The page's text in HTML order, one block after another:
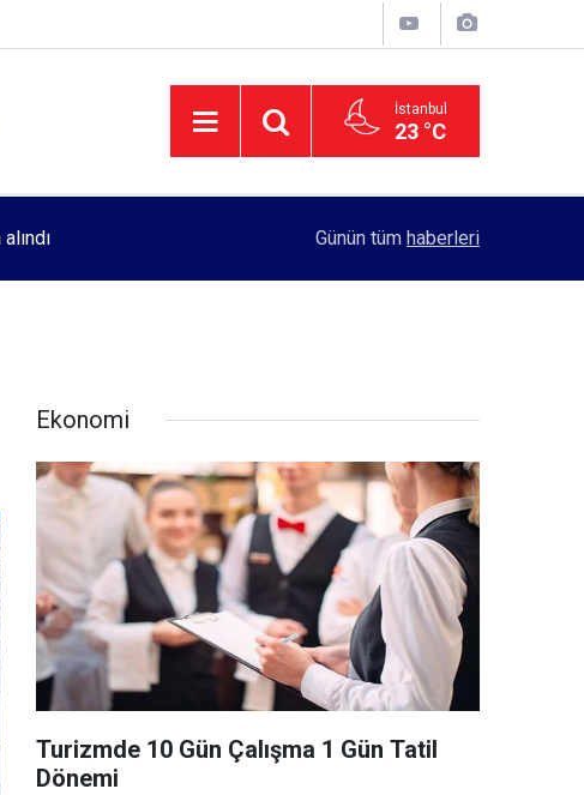
İstanbul
23 °C
Rektörlük, kadın öğrencilerin güvenliği için
Günün tüm haberleri
Ekonomi
Turizmde 10 Gün Çalışma 1 Gün Tatil
Dönemi